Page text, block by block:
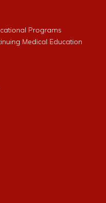
Programs
Medical Education